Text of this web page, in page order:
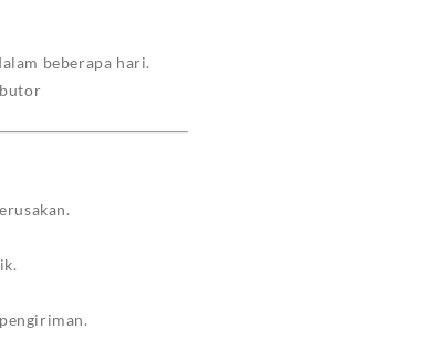
beberapa hari.